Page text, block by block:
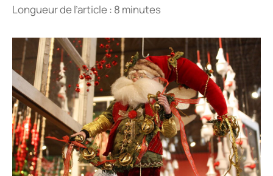
Longueur de l’article : 8 minutes